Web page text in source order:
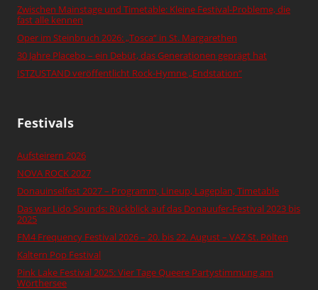
Zwischen Mainstage und Timetable: Kleine Festival-Probleme, die
fast alle kennen
Oper im Steinbruch 2026: „Tosca“ in St. Margarethen
30 Jahre Placebo – ein Debüt, das Generationen geprägt hat
ISTZUSTAND veröffentlicht Rock-Hymne „Endstation“
Festivals
Aufsteirern 2026
NOVA ROCK 2027
Donauinselfest 2027 – Programm, Lineup, Lageplan, Timetable
Das war Lido Sounds: Rückblick auf das Donauufer-Festival 2023 bis
2025
FM4 Frequency Festival 2026 – 20. bis 22. August – VAZ St. Pölten
Kaltern Pop Festival
Pink Lake Festival 2025: Vier Tage Queere Partystimmung am
Wörthersee